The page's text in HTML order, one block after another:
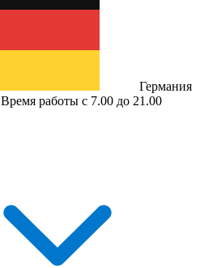
Германия
Время работы с 7.00 до 21.00